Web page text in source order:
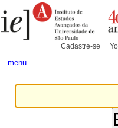
para
conteúdo.
Pessoais
Cadastre-se
menu